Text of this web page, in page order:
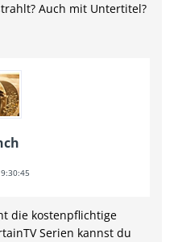
Auch mit Untertitel?
die kostenpflichtige
Serien kannst du